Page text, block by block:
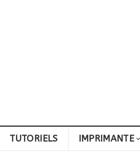
TUTORIELS IMPRIMANTE